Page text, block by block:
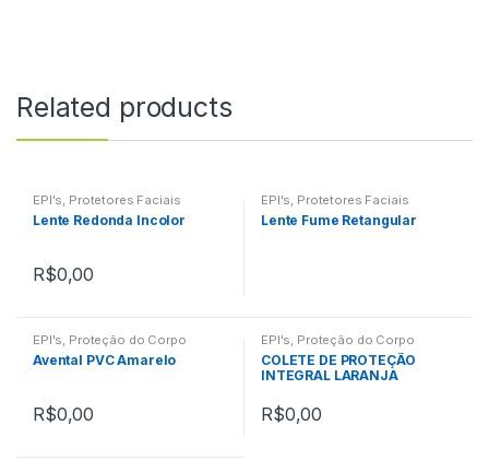
Related products
EPI's, Protetores Faciais
Lente Redonda Incolor
R$0,00
EPI's, Protetores Faciais
Lente Fume Retangular
EPI's, Proteção do Corpo
Avental PVC Amarelo
R$0,00
EPI's, Proteção do Corpo
COLETE DE PROTEÇÃO
INTEGRAL LARANJA
R$0,00